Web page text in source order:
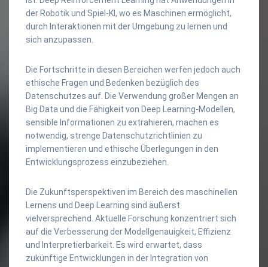
der Robotik und Spiel-KI, wo es Maschinen ermöglicht,
durch Interaktionen mit der Umgebung zu lernen und
sich anzupassen.
Die Fortschritte in diesen Bereichen werfen jedoch auch
ethische Fragen und Bedenken bezüglich des
Datenschutzes auf. Die Verwendung großer Mengen an
Big Data und die Fähigkeit von Deep Learning-Modellen,
sensible Informationen zu extrahieren, machen es
notwendig, strenge Datenschutzrichtlinien zu
implementieren und ethische Überlegungen in den
Entwicklungsprozess einzubeziehen.
Die Zukunftsperspektiven im Bereich des maschinellen
Lernens und Deep Learning sind äußerst
vielversprechend. Aktuelle Forschung konzentriert sich
auf die Verbesserung der Modellgenauigkeit, Effizienz
und Interpretierbarkeit. Es wird erwartet, dass
zukünftige Entwicklungen in der Integration von